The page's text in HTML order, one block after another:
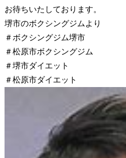
お待ちいたしております。
堺市のボクシングジムより
＃ボクシングジム堺市
＃松原市ボクシングジム
＃堺市ダイエット
＃松原市ダイエット